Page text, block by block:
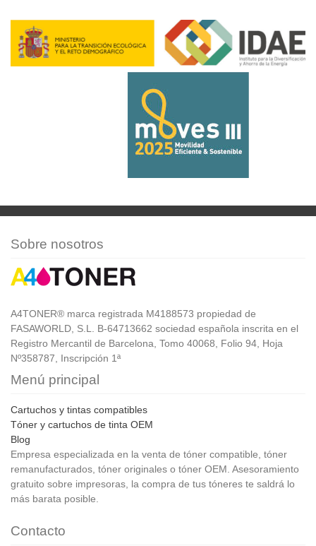
Sobre nosotros
A4TONER® marca registrada M4188573 propiedad de
FASAWORLD, S.L. B-64713662 sociedad española inscrita en el
Registro Mercantil de Barcelona, Tomo 40068, Folio 94, Hoja
Nº358787, Inscripción 1ª
Menú principal
Cartuchos y tintas compatibles
Tóner y cartuchos de tinta OEM
Blog
Empresa especializada en la venta de tóner compatible, tóner
remanufacturados, tóner originales o tóner OEM. Asesoramiento
gratuito sobre impresoras, la compra de tus tóneres te saldrá lo
más barata posible.
Contacto